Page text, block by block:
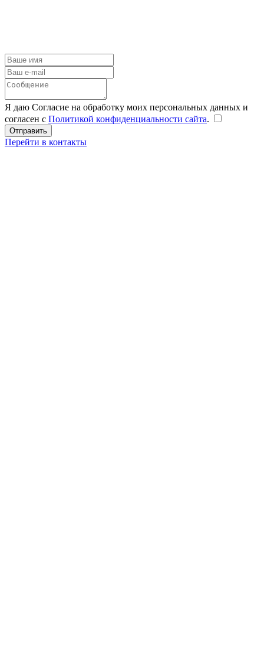
Я даю Согласие на обработку моих персональных данных и
согласен с Политикой конфиденциальности сайта.
Перейти в контакты